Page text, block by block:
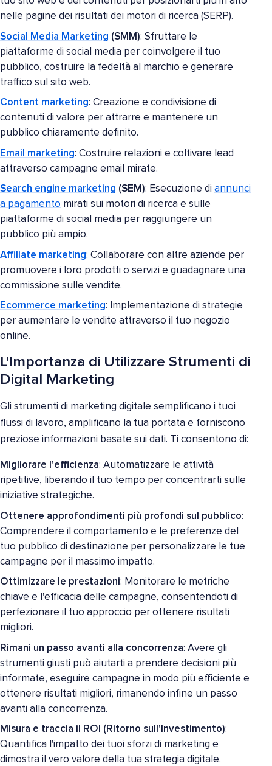
nelle pagine dei risultati dei motori di ricerca (SERP).
Social Media Marketing (SMM): Sfruttare le
piattaforme di social media per coinvolgere il tuo
pubblico, costruire la fedeltà al marchio e generare
traffico sul sito web.
Content marketing: Creazione e condivisione di
contenuti di valore per attrarre e mantenere un
pubblico chiaramente definito.
Email marketing: Costruire relazioni e coltivare lead
attraverso campagne email mirate.
Search engine marketing (SEM): Esecuzione di annunci
a pagamento mirati sui motori di ricerca e sulle
piattaforme di social media per raggiungere un
pubblico più ampio.
Affiliate marketing: Collaborare con altre aziende per
promuovere i loro prodotti o servizi e guadagnare una
commissione sulle vendite.
Ecommerce marketing: Implementazione di strategie
per aumentare le vendite attraverso il tuo negozio
online.
L'Importanza di Utilizzare Strumenti di
Digital Marketing
Gli strumenti di marketing digitale semplificano i tuoi
flussi di lavoro, amplificano la tua portata e forniscono
preziose informazioni basate sui dati. Ti consentono di:
Migliorare l'efficienza: Automatizzare le attività
ripetitive, liberando il tuo tempo per concentrarti sulle
iniziative strategiche.
Ottenere approfondimenti più profondi sul pubblico:
Comprendere il comportamento e le preferenze del
tuo pubblico di destinazione per personalizzare le tue
campagne per il massimo impatto.
Ottimizzare le prestazioni: Monitorare le metriche
chiave e l'efficacia delle campagne, consentendoti di
perfezionare il tuo approccio per ottenere risultati
migliori.
Rimani un passo avanti alla concorrenza: Avere gli
strumenti giusti può aiutarti a prendere decisioni più
informate, eseguire campagne in modo più efficiente e
ottenere risultati migliori, rimanendo infine un passo
avanti alla concorrenza.
Misura e traccia il ROI (Ritorno sull'Investimento):
Quantifica l'impatto dei tuoi sforzi di marketing e
dimostra il vero valore della tua strategia digitale.